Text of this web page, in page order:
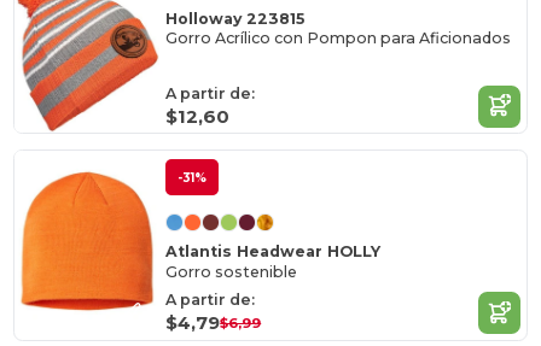
Holloway 223815
Gorro Acrílico con Pompon para Aficionados
A partir de:
$12,60
-31%
Atlantis Headwear HOLLY
Gorro sostenible
A partir de:
$4,79$6,99